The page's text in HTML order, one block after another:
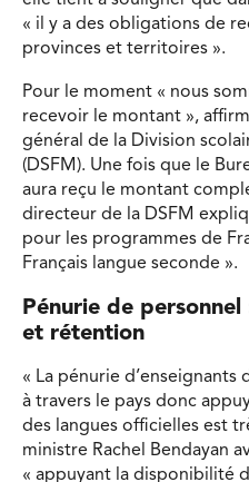
« il y a des obligations de
provinces et territoires ».
Pour le moment « nous
recevoir le montant »,
général de la Division
(DSFM). Une fois que le
aura reçu le montant
directeur de la DSFM
pour les programmes de
Français langue seconde ».
Pénurie de
et rétention
« La pénurie
à travers le pays donc
des langues officielles est
ministre Rachel Bendayan
« appuyant la disponibilité